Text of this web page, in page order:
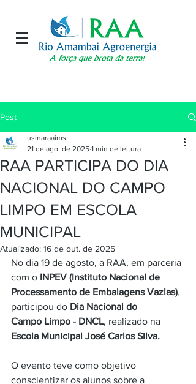
Post
RAA PARTICIPA DO DIA
NACIONAL DO CAMPO
LIMPO EM ESCOLA
MUNICIPAL
usinaraaims
21 de ago. de 2025 1 min de leitura
Atualizado: 16 de out. de 2025
No dia 19 de agosto, a RAA, em parceria
com o INPEV (Instituto Nacional de
Processamento de Embalagens Vazias),
participou do Dia Nacional do
Campo Limpo - DNCL, realizado na
Escola Municipal José Carlos Silva.
O evento teve como objetivo
conscientizar os alunos sobre a